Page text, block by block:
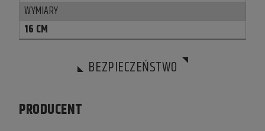
WYMIARY
16 CM
BEZPIECZEŃSTWO
PRODUCENT